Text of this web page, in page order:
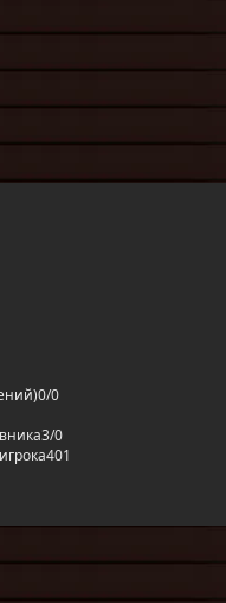
0/0
3/0
401